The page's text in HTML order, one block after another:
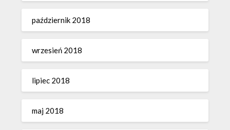
październik 2018
wrzesień 2018
lipiec 2018
maj 2018